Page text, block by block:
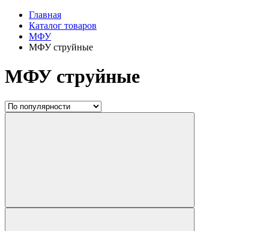
Главная
Каталог товаров
МФУ
МФУ струйные
МФУ струйные